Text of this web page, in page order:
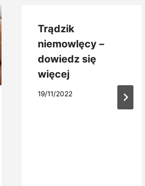
Trądzik
niemowlęcy –
dowiedz się
więcej
19/11/2022